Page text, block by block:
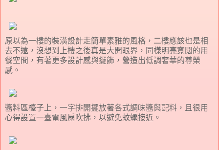
原以為一樓的裝潢設計走簡單素雅的風格，二樓應該也是相
去不遠，沒想到上樓之後真是大開眼界，同樣明亮寬闊的用
餐空間，有著更多設計感與擺飾，營造出低調奢華的尊榮
感。
醬料區檯子上，一字排開擺放著各式調味醬與配料，且很用
心得設置一臺電風扇吹拂，以避免蚊蠅接近。